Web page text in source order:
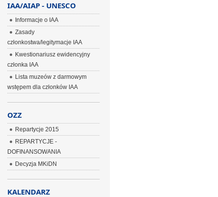
IAA/AIAP - UNESCO
Informacje o IAA
Zasady
członkostwa/legitymacje IAA
Kwestionariusz ewidencyjny
członka IAA
Lista muzeów z darmowym
wstępem dla członków IAA
OZZ
Repartycje 2015
REPARTYCJE -
DOFINANSOWANIA
Decyzja MKiDN
KALENDARZ